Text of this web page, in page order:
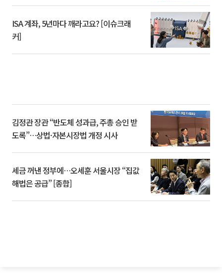
ISA 계좌, 5년마다 깨라고요? [이슈크래
커]
김정관 장관 “반도체 성과급, 주총 승인 받
도록”…상법·자본시장법 개정 시사
세금 꺼낸 정부에…오세훈 서울시장 “집값
해법은 공급” [종합]